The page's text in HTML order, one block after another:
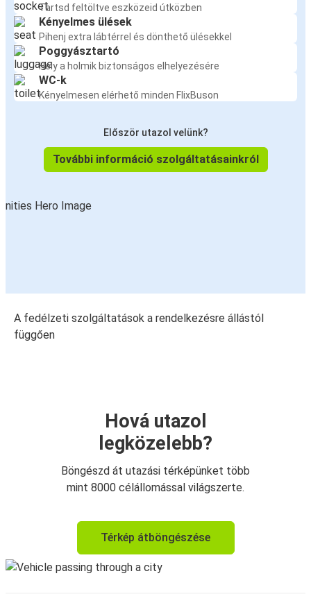
Tartsd feltöltve eszközeid útközben
Kényelmes ülések
Pihenj extra lábtérrel és dönthető ülésekkel
Poggyásztartó
Hely a holmik biztonságos elhelyezésére
WC-k
Kényelmesen elérhető minden FlixBuson
Először utazol velünk?
További információ szolgáltatásainkról
A fedélzeti szolgáltatások a rendelkezésre állástól
függően
Hová utazol
legközelebb?
Böngészd át utazási térképünket több
mint 8000 célállomással világszerte.
Térkép átböngészése